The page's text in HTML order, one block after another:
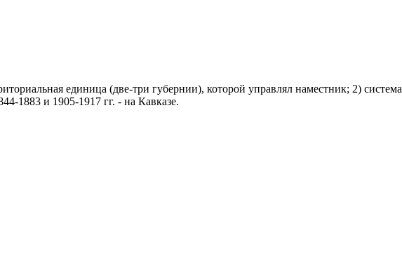
единица (две-три губернии), которой управлял наместник; 2)
1883 и 1905-1917 гг. - на Кавказе.